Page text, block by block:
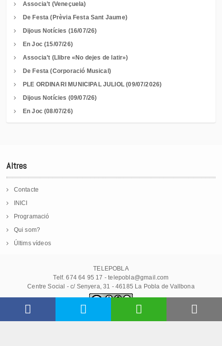
Associa’t (Veneçuela)
De Festa (Prèvia Festa Sant Jaume)
Dijous Notícies (16/07/26)
En Joc (15/07/26)
Associa’t (Llibre «No dejes de latir»)
De Festa (Corporació Musical)
PLE ORDINARI MUNICIPAL JULIOL (09/07/2026)
Dijous Notícies (09/07/26)
En Joc (08/07/26)
Altres
Contacte
INICI
Programació
Qui som?
Últims vídeos
TELEPOBLA
Telf. 674 64 95 17 - telepobla@gmail.com
Centre Social - c/ Senyera, 31 - 46185 La Pobla de Vallbona